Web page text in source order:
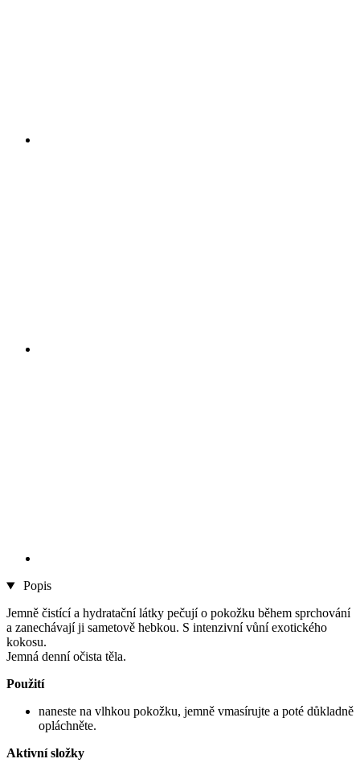
Popis
Jemně čistící a hydratační látky pečují o pokožku během sprchování
a zanechávají ji sametově hebkou. S intenzivní vůní exotického
kokosu.
Jemná denní očista těla.
Použití
naneste na vlhkou pokožku, jemně vmasírujte a poté důkladně
opláchněte.
Aktivní složky